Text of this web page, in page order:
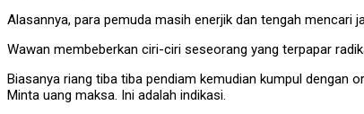
Alasannya, para pemuda masih enerjik dan tengah
Wawan membeberkan ciri-ciri seseorang yang terpapar
Biasanya riang tiba tiba pendiam kemudian kumpul dengan
Minta uang maksa. Ini adalah indikasi.